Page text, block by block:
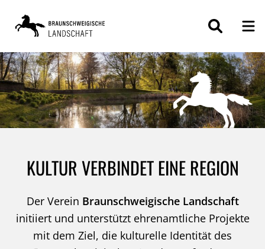
ZUM
INHALT
KULTUR VERBINDET EINE REGION
Der Verein Braunschweigische Landschaft
initiiert und unterstützt ehrenamtliche Projekte
mit dem Ziel, die kulturelle Identität des